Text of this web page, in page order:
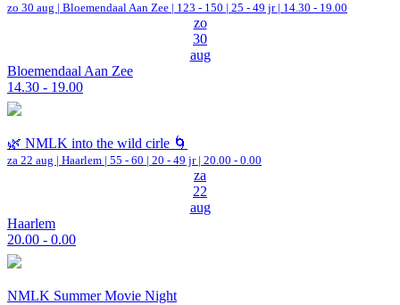
zo 30 aug | Bloemendaal Aan Zee | 123 - 150 | 25 - 49 jr | 14.30 - 19.00
zo
30
aug
Bloemendaal Aan Zee
14.30 - 19.00
🌿 NMLK into the wild cirle 🌀
za 22 aug | Haarlem | 55 - 60 | 20 - 49 jr | 20.00 - 0.00
za
22
aug
Haarlem
20.00 - 0.00
NMLK Summer Movie Night